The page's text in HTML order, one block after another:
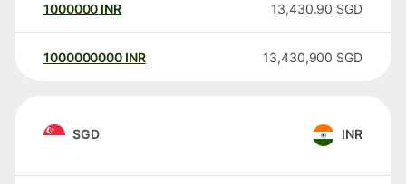
1000000 INR 13,430.90 SGD
1000000000 INR 13,430,900 SGD
SGD INR